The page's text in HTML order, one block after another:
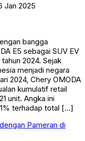
Jan 2025
bangga
E5 sebagai SUV EV
2024. Sejak
menjadi negara
2024, Chery OMODA
kumulatif retail
unit. Angka ini
terhadap total […]